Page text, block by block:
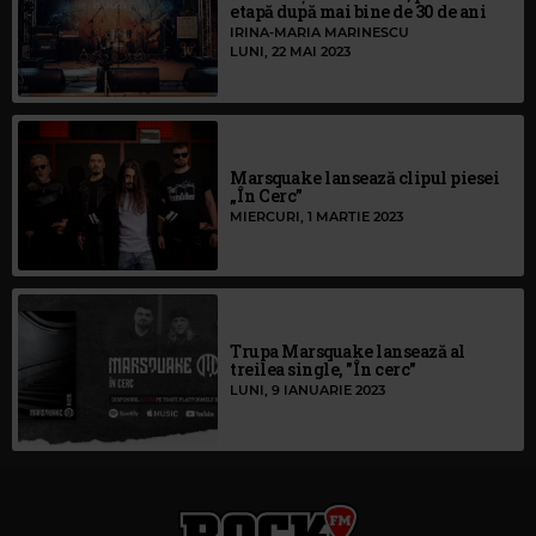
etapă după mai bine de 30 de ani
IRINA-MARIA MARINESCU
LUNI, 22 MAI 2023
Marsquake lansează clipul piesei
„În Cerc”
MIERCURI, 1 MARTIE 2023
Trupa Marsquake lansează al
treilea single, "În cerc"
LUNI, 9 IANUARIE 2023